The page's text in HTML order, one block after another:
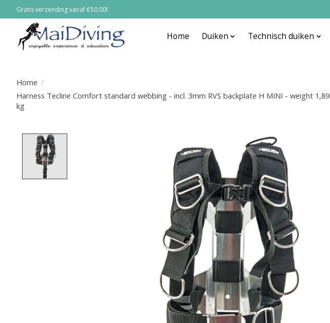
Gratis verzending vanaf €50,00!
Home Duiken Technisch duiken
Home /
Harness Tecline Comfort standard webbing - incl. 3mm RVS backplate H MINI - weight 1,89
kg